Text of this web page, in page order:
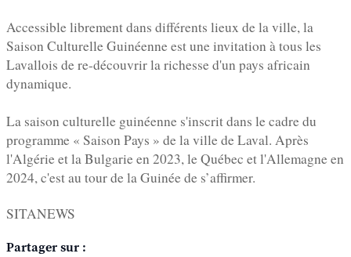
Accessible librement dans différents lieux de la ville, la
Saison Culturelle Guinéenne est une invitation à tous les
Lavallois de re-découvrir la richesse d'un pays africain
dynamique.
La saison culturelle guinéenne s'inscrit dans le cadre du
programme « Saison Pays » de la ville de Laval. Après
l'Algérie et la Bulgarie en 2023, le Québec et l'Allemagne en
2024, c'est au tour de la Guinée de s’affirmer.
SITANEWS
Partager sur :